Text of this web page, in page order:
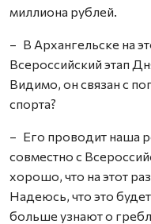
миллиона рублей.
– В Архангельске на
Всероссийский этап
Видимо, он связан с
спорта?
– Его проводит наша
совместно с
хорошо, что на этот
Надеюсь, что это
больше узнают о